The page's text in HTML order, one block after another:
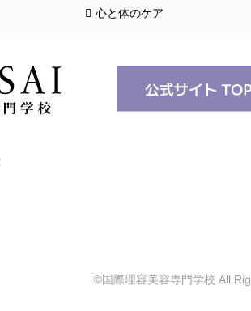
心と体のケア
©国際理容美容専門学校 All